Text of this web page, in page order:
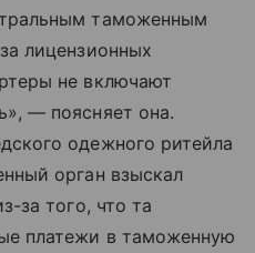
таможенным
лицензионных
не включают
— поясняет она.
одежного ритейла
орган взыскал
за того, что та
платежи в таможенную